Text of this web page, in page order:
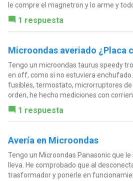
le compre el magnetron y lo arme y
1 respuesta
Microondas averiado ¿Placa
Tengo un microondas taurus speedy
en off, como si no estuviera
fusibles, termostato, microrruptores
orden, he hecho mediciones con
1 respuesta
Avería en Microondas
Tengo un Microondas Panasonic que
lleva. He comprobado que al
trasformador y ponerle en